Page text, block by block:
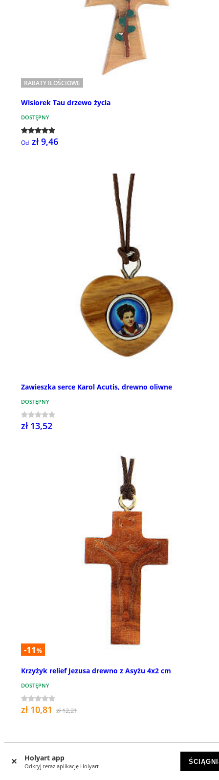
Holyart app
Odkryj teraz aplikację Holyart
RABATY ILOŚCIOWE
Wisiorek Tau drzewo życia
DOSTĘPNY
Od zł 9,46
Zawieszka serce Karol Acutis, drewno oliwne
DOSTĘPNY
zł 13,52
-11 %
Krzyżyk relief Jezusa drewno z Asyżu 4x2 cm
DOSTĘPNY
zł 10,81 zł 12,21